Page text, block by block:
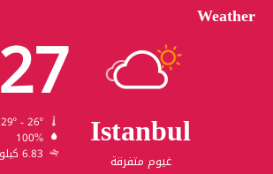
Weather
Istanbul
غيوم متفرقة
27
100%
6.83 كيلومتر/ساعة